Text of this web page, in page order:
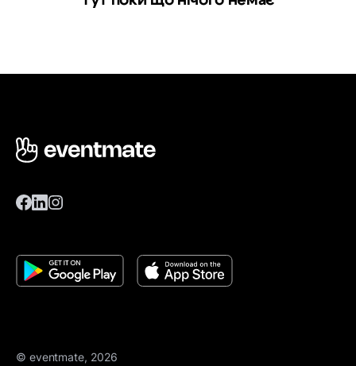
© eventmate, 2026